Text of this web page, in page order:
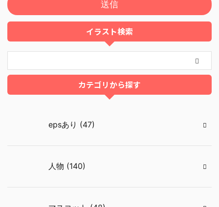
イラスト検索
カテゴリから探す
epsあり (47)
人物 (140)